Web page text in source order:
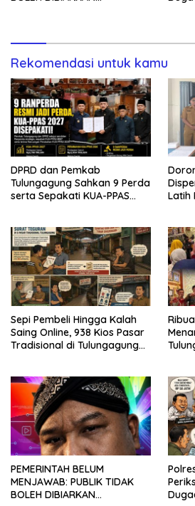
Rekomendasi untuk kamu
DPRD dan Pemkab
Tulungagung Sahkan 9 Perda
serta Sepakati KUA-PPAS
Latih
Sepi Pembeli Hingga Kalah
Saing Online, 938 Kios Pasar
Tradisional di Tulungagung
PEMERINTAH BELUM
MENJAWAB: PUBLIK TIDAK
BOLEH DIBIARKAN